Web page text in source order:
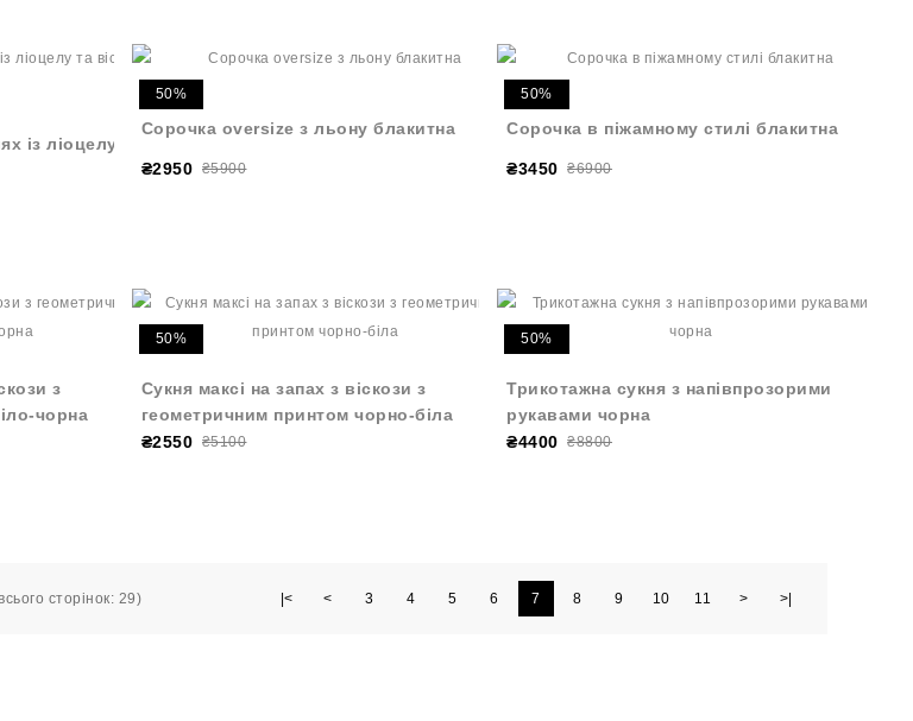
із ліоцелу та
50%
Сорочка oversize з льону блакитна
₴2950 ₴5900
50%
Сорочка в піжамному стилі блакитна
₴3450 ₴6900
з
чорна
50%
Сукня максі на запах з віскози з
геометричним принтом чорно-біла
₴2550 ₴5100
50%
Трикотажна сукня з напівпрозорими
рукавами чорна
₴4400
₴8800
сторінок: 29) |< < 3 4 5 6 7 8 9 10 11 > >|